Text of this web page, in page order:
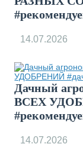
14.07.2026
Дачный
ВСЕХ
14.07.2026